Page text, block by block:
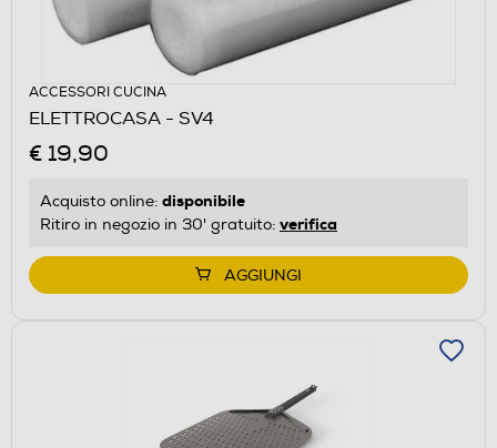
ACCESSORI CUCINA
ELETTROCASA - SV4
€ 19,90
Acquisto online: disponibile
Ritiro in negozio in 30' gratuito: verifica
AGGIUNGI